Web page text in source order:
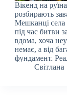
Вікенд на
розбирають
Мешканці
під час битви
вдома, хоча
немає, а від
фундамент.
Світлана